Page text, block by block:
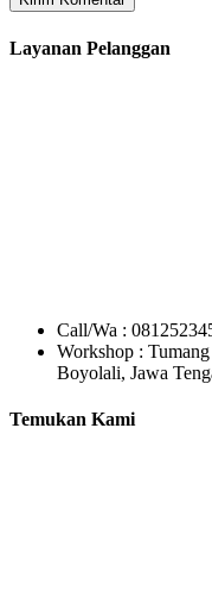
Layanan Pelanggan
Call/Wa :
Workshop :
Boyolali, Jawa
Temukan Kami